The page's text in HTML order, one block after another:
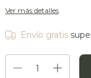
Ver más detalles
Envío gratis